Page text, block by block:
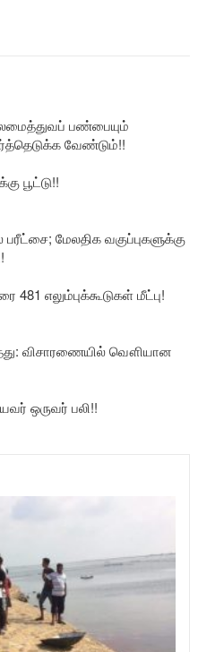
பண்பையும்
வேண்டும்!!
பூட்டு!!
பரீட்சை; மேலதிக வகுப்புகளுக்கு
எலும்புக்கூடுகள் மீட்பு!
விசாரணையில் வௌியான
ஒருவர் பலி!!